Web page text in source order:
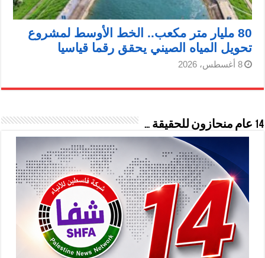
80 مليار متر مكعب.. الخط الأوسط لمشروع
تحويل المياه الصيني يحقق رقما قياسيا
8 أغسطس، 2026
14 عام منحازون للحقيقة …